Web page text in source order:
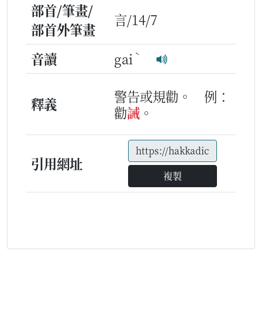
部首/筆畫/
部首外筆畫
言/14/7
音讀 gai ˋ
釋義 警告或規勸。
例：
勸誡 。
引用網址
複製